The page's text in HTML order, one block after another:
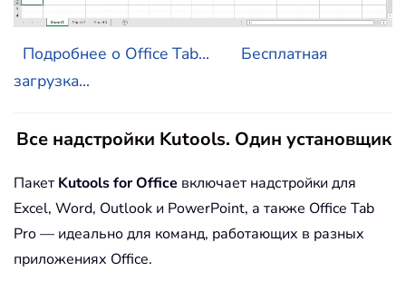
Подробнее о Office Tab...
Бесплатная
загрузка...
Все надстройки Kutools. Один установщик
Пакет Kutools for Office включает надстройки для
Excel, Word, Outlook и PowerPoint, а также Office Tab
Pro — идеально для команд, работающих в разных
приложениях Office.